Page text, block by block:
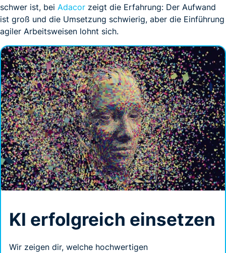
schwer ist, bei Adacor zeigt die Erfahrung: Der Aufwand
ist groß und die Umsetzung schwierig, aber die Einführung
agiler Arbeitsweisen lohnt sich.
KI erfolgreich einsetzen
Wir zeigen dir, welche hochwertigen